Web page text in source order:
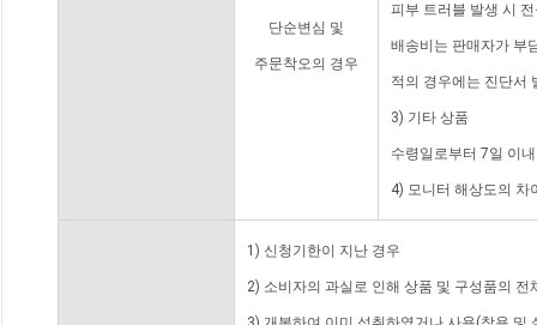
단순변심 및
주문착오의 경우
피부 트러블 발생 시
배송비는 판매자가 부
적의 경우에는 진단서
3) 기타 상품
수령일로부터 7일 이
4) 모니터 해상도의 차
1) 신청기한이 지난 경우
2) 소비자의 과실로 인해 상품 및 구성품의